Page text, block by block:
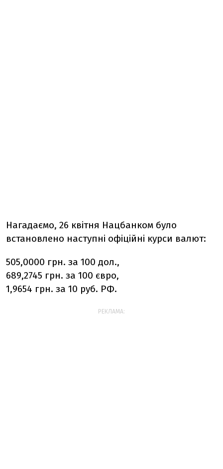
Нагадаємо, 26 квітня Нацбанком було
встановлено наступні офіційні курси валют:
505,0000 грн. за 100 дол.,
689,2745 грн. за 100 євро,
1,9654 грн. за 10 руб. РФ.
РЕКЛАМА: